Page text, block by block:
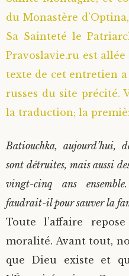
Saint Sophrony
Sainte Xenia
Sainte Matrone de
Staritsa Marie
Natalia de Vyritsa
Staritsa Anastasia
Archimandrite
Geronda Arsenios le
Gerondissa
Archimandrite
Père Héliodore
du Monastère
Sa Sainteté le
Pravoslavie.ru est
texte de cet entretien a
russes du site précité.
la traduction; la
Batiouchka, aujourd’hui,
sont détruites, mais aussi
vingt-cinq ans
faudrait-il pour sauver la
Toute l’affaire
moralité. Avant tout,
que Dieu existe et